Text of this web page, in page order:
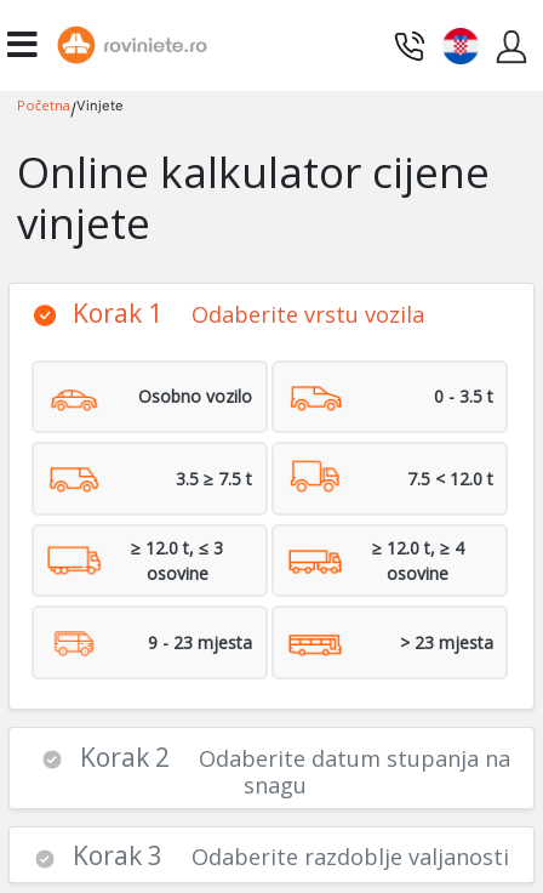
Početna/Vinjete
Online kalkulator cijene
vinjete
Korak 1 Odaberite vrstu vozila
Osobno vozilo 0 - 3.5 t
3.5 ≥ 7.5 t 7.5 < 12.0 t
≥ 12.0 t, ≤ 3
osovine
≥ 12.0 t, ≥ 4
osovine
9 - 23 mjesta > 23 mjesta
Korak 2
Odaberite datum stupanja na
snagu
Korak 3 Odaberite razdoblje valjanosti